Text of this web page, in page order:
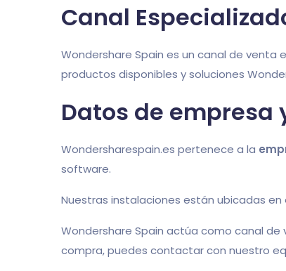
Canal
Wondershare Spain es un canal de
productos disponibles y soluciones
Datos de empresa
Wondersharespain.es pertenece a la
software.
Nuestras instalaciones están ubicadas en
Wondershare Spain actúa como canal
compra, puedes contactar con nuestro